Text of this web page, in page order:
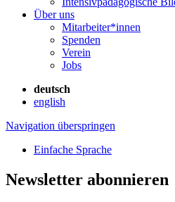
Über uns
Mitarbeiter*innen
Spenden
Verein
Jobs
deutsch
english
Navigation überspringen
Einfache Sprache
Newsletter abonnieren